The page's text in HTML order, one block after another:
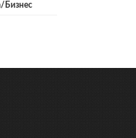
Бизнес